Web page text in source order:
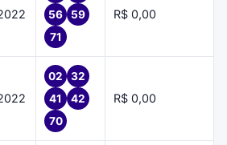
56
59
71
R$ 0,00
02
32
41
42
70
R$ 0,00